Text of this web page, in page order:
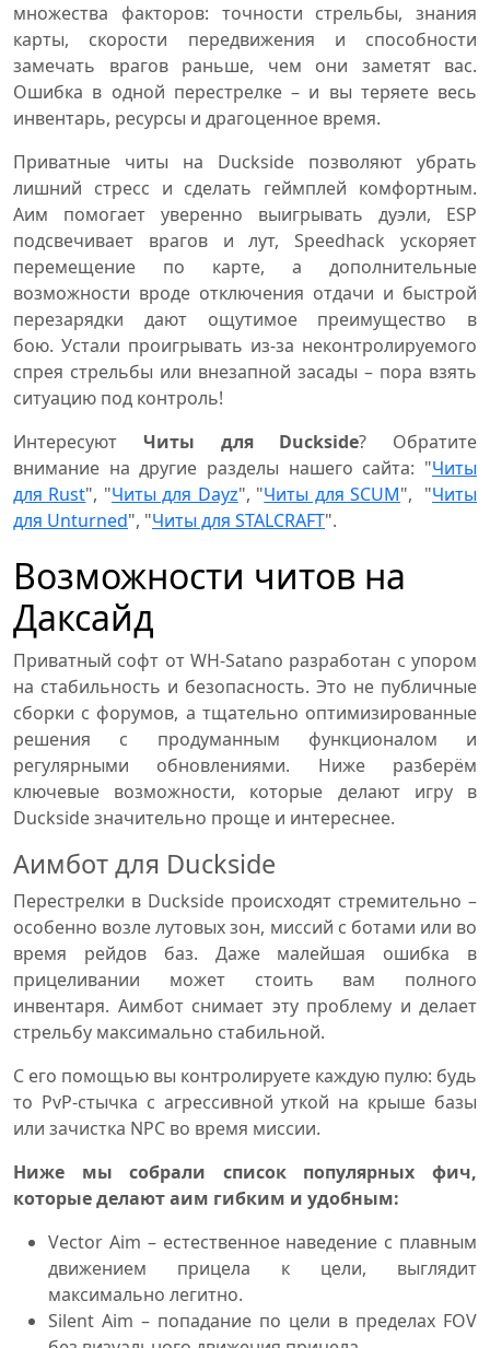
множества факторов: точности стрельбы, знания
карты, скорости передвижения и способности
замечать врагов раньше, чем они заметят вас.
Ошибка в одной перестрелке – и вы теряете весь
инвентарь, ресурсы и драгоценное время.
Приватные читы на Duckside позволяют убрать
лишний стресс и сделать геймплей комфортным.
Аим помогает уверенно выигрывать дуэли, ESP
подсвечивает врагов и лут, Speedhack ускоряет
перемещение по карте, а дополнительные
возможности вроде отключения отдачи и быстрой
перезарядки дают ощутимое преимущество в
бою. Устали проигрывать из-за неконтролируемого
спрея стрельбы или внезапной засады – пора взять
ситуацию под контроль!
Интересуют Читы для Duckside? Обратите
внимание на другие разделы нашего сайта: "Читы
для Rust", "Читы для Dayz", "Читы для SCUM", "Читы
для Unturned", "Читы для STALCRAFT".
Возможности читов на
Даксайд
Приватный софт от WH-Satano разработан с упором
на стабильность и безопасность. Это не публичные
сборки с форумов, а тщательно оптимизированные
решения с продуманным функционалом и
регулярными обновлениями. Ниже разберём
ключевые возможности, которые делают игру в
Duckside значительно проще и интереснее.
Аимбот для Duckside
Перестрелки в Duckside происходят стремительно –
особенно возле лутовых зон, миссий с ботами или во
время рейдов баз. Даже малейшая ошибка в
прицеливании может стоить вам полного
инвентаря. Аимбот снимает эту проблему и делает
стрельбу максимально стабильной.
С его помощью вы контролируете каждую пулю: будь
то PvP-стычка с агрессивной уткой на крыше базы
или зачистка NPC во время миссии.
Ниже мы собрали список популярных фич,
которые делают аим гибким и удобным:
Vector Aim – естественное наведение с плавным
движением прицела к цели, выглядит
максимально легитно.
Silent Aim – попадание по цели в пределах FOV